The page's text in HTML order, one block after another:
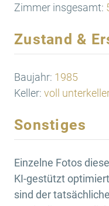
Zimmer insgesamt:
Zustand &
Baujahr: 1985
Keller: voll
Sonstiges
Einzelne Fotos
KI-gestützt
sind der